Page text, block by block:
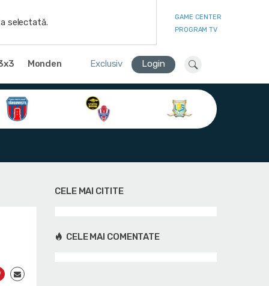
selectată.
GAME CENTER
PROGRAM TV
Monden Exclusiv Login
CELE MAI CITITE
CELE MAI COMENTATE